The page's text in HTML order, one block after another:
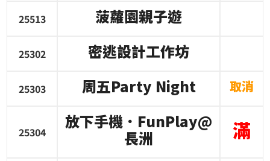
25513 菠蘿園親子遊
25302 密逃設計工作坊
25303 周五Party Night 取消
25304
放下手機． FunPlay@
長洲
滿